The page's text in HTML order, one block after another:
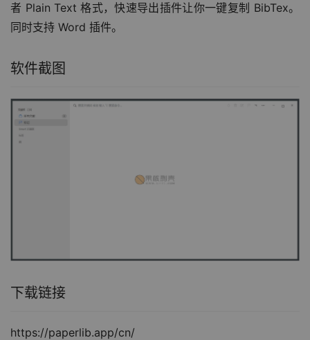
者 Plain Text 格式，快速导出插件让你一键复制 BibTex。
同时支持 Word 插件。
软件截图
下载链接
https://paperlib.app/cn/